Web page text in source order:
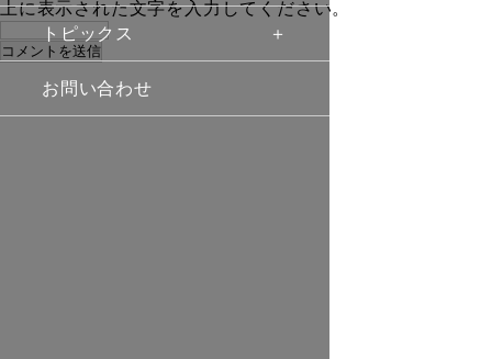
トピックス
お問い合わせ
上に表示された文字を入力してください。